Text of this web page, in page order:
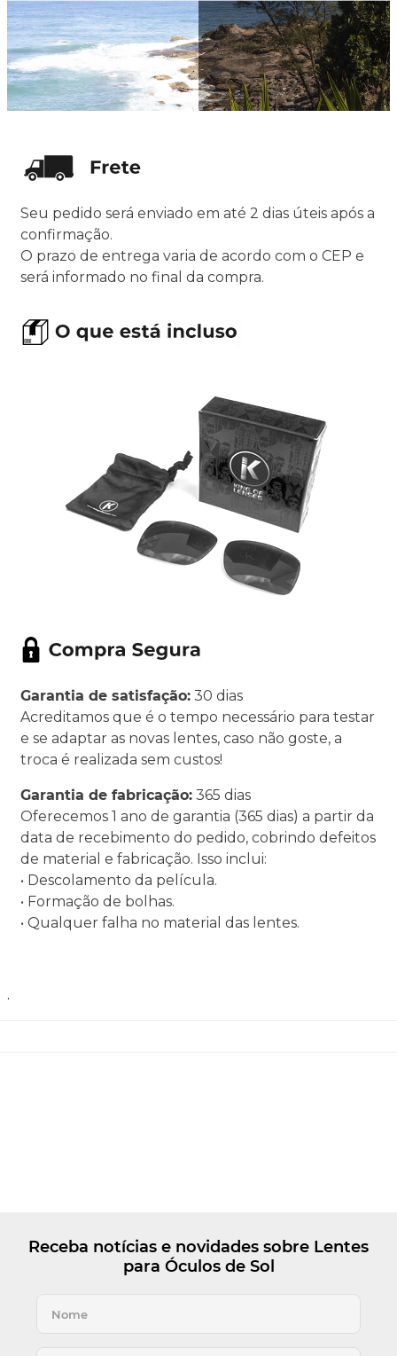
Seu pedido será enviado em até 2 dias úteis após a
confirmação.
O prazo de entrega varia de acordo com o CEP e
será informado no final da compra.
Garantia de satisfação: 30 dias
Acreditamos que é o tempo necessário para testar
e se adaptar as novas lentes, caso não goste, a
troca é realizada sem custos!
Garantia de fabricação: 365 dias
Oferecemos 1 ano de garantia (365 dias) a partir da
data de recebimento do pedido, cobrindo defeitos
de material e fabricação. Isso inclui:
• Descolamento da película.
• Formação de bolhas.
• Qualquer falha no material das lentes.
.
Receba notícias e novidades sobre Lentes
para Óculos de Sol